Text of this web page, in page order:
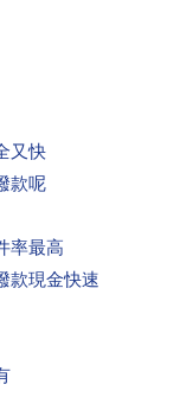
又快
款呢
率最高
款現金快速